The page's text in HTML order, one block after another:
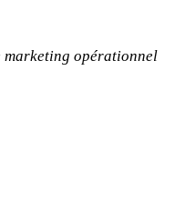
marketing opérationnel